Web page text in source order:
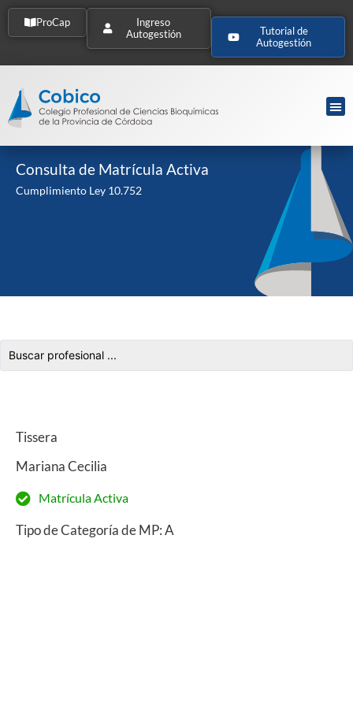
ProCap
Ingreso
Autogestión
Tutorial de
Autogestión
Consulta de Matrícula Activa
Cumplimiento Ley 10.752
Tissera
Mariana Cecilia
Matrícula Activa
Tipo de Categoría de MP: A